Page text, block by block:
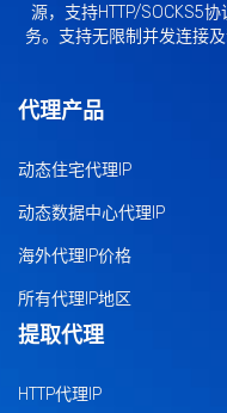
源，支持HTTP/SOCKS5
务。支持无限制并发连接
代理产品
动态住宅代理IP
动态数据中心代理IP
海外代理IP价格
所有代理IP地区
提取代理
HTTP代理IP